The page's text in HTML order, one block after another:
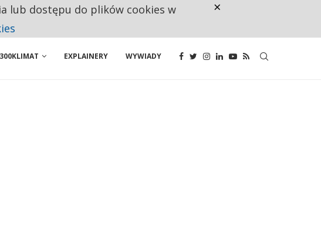
300KLIMAT EXPLAINERY WYWIADY
lub dostępu do plików cookies w
×